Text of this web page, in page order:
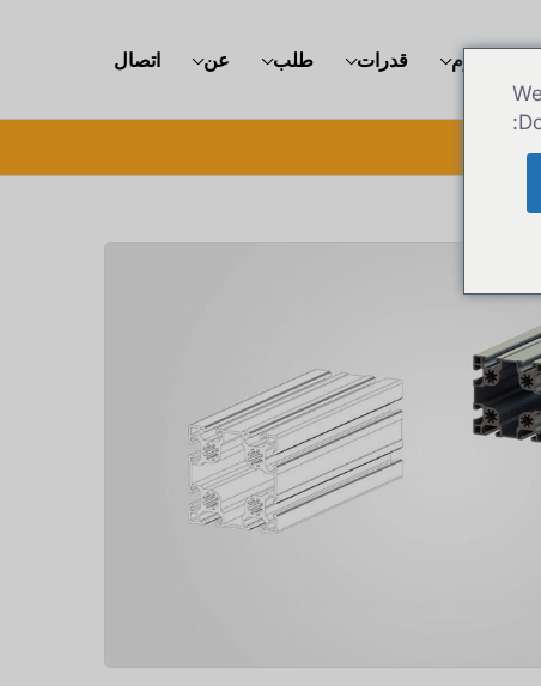
الألومنيوم قدرات طلب عن اتصال